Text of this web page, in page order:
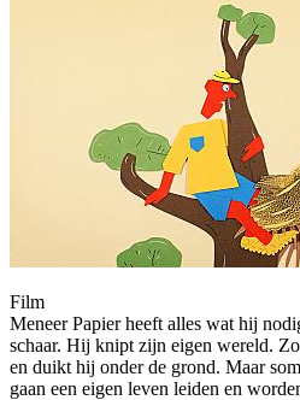
Film
Meneer Papier heeft alles wat hij
schaar. Hij knipt zijn eigen wereld.
en duikt hij onder de grond. Maar
gaan een eigen leven leiden en